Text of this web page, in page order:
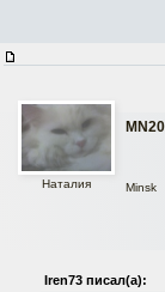
Наталия Minsk
Iren73 писал(а):